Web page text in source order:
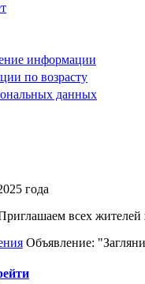
информации
по возрасту
данных
года
всех
Объявление: